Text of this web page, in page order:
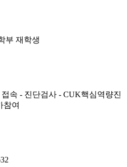
부 재학생
속 - 진단검사 - CUK핵심역량진
참여